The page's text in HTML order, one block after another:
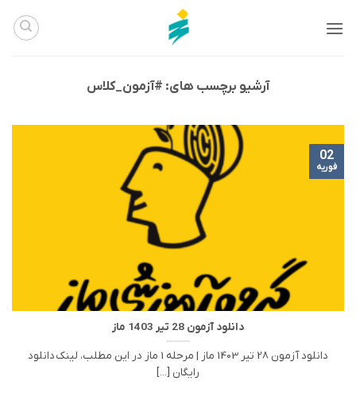
آرشیو برچسب های: #آزمون_کلاس
دانلود آزمون 28 تیر 1403 ماز
دانلود آزمون 28 تیر 1403 ماز | مرحله 1 ماز در این مطلب، لینک دانلود
رایگان [...]
02
فوریه